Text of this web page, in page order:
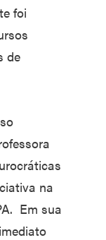
foi
de
na
Em sua